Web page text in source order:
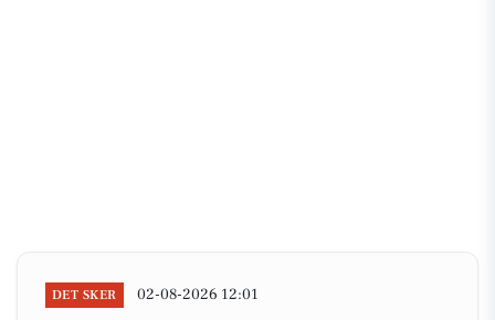
DET SKER 02-08-2026 12:01